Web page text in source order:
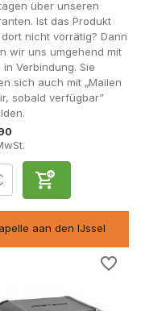
deiner Replik.
FPS als auch
du die volle
sicher, dass dein
über unseren
Ist das Produkt
nicht vorrätig? Dann
wir uns umgehend mit
in Verbindung. Sie
sich auch mit „Mailen
sobald verfügbar”
14 Arbeitstagen